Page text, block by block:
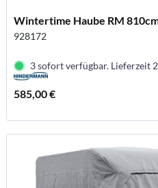
Wintertime Haube RM
928172
3 sofort verfügbar. Lieferzeit
585,00 €